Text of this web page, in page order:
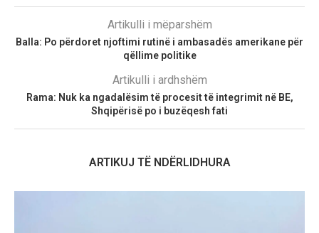
Artikulli i mëparshëm
Balla: Po përdoret njoftimi rutinë i ambasadës amerikane për
qëllime politike
Artikulli i ardhshëm
Rama: Nuk ka ngadalësim të procesit të integrimit në BE,
Shqipërisë po i buzëqesh fati
ARTIKUJ TË NDËRLIDHURA